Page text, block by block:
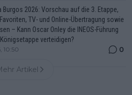
Burgos 2026: Vorschau auf die 3. Etappe,
TV- und Online-Übertragung sowie
– Kann Oscar Onley die INEOS-Führung
verteidigen?
10:50 0
Artikel